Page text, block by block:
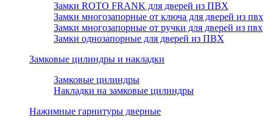
Замки ROTO FRANK для дверей из ПВХ
Замки многозапорные от ключа для дверей из пвх
Замки многозапорные от ручки для дверей из пвх
Замки однозапорные для дверей из ПВХ
Замковые цилиндры и накладки
Замковые цилиндры
Накладки на замковые цилиндры
Нажимные гарнитуры дверные